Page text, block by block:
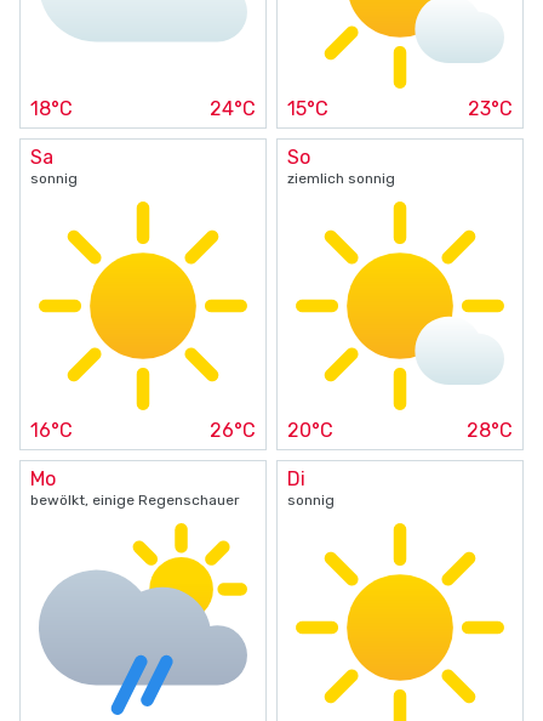
18°C 24°C 15°C 23°C
Sa
sonnig
16°C 26°C
So
ziemlich sonnig
20°C 28°C
Mo
bewölkt, einige Regenschauer
Di
sonnig